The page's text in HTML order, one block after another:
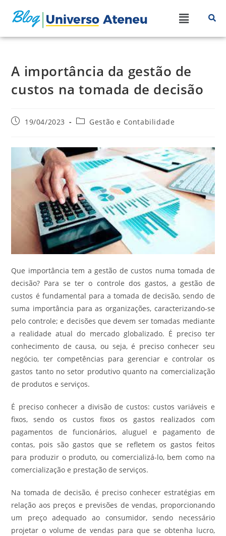
A importância da gestão de
custos na tomada de decisão
19/04/2023 Gestão e Contabilidade
Que importância tem a gestão de custos numa tomada de
decisão? Para se ter o controle dos gastos, a gestão de
custos é fundamental para a tomada de decisão, sendo de
suma importância para as organizações, caracterizando-se
pelo controle; e decisões que devem ser tomadas mediante
a realidade atual do mercado globalizado. É preciso ter
conhecimento de causa, ou seja, é preciso conhecer seu
negócio, ter competências para gerenciar e controlar os
gastos tanto no setor produtivo quanto na comercialização
de produtos e serviços.
É preciso conhecer a divisão de custos: custos variáveis e
fixos, sendo os custos fixos os gastos realizados com
pagamentos de funcionários, aluguel e pagamento de
contas, pois são gastos que se refletem os gastos feitos
para produzir o produto, ou comercializá-lo, bem como na
comercialização e prestação de serviços.
Na tomada de decisão, é preciso conhecer estratégias em
relação aos preços e previsões de vendas, proporcionando
um preço adequado ao consumidor, sendo necessário
projetar o volume de vendas para que se obtenha lucro,